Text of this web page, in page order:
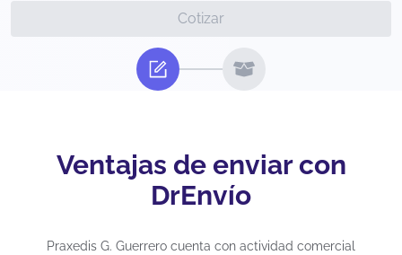
Cotizar
Ventajas de enviar con
DrEnvío
Praxedis G. Guerrero cuenta con actividad comercial